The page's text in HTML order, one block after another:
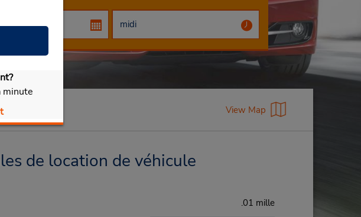
minute
View Map
de location de véhicule
.01 mille